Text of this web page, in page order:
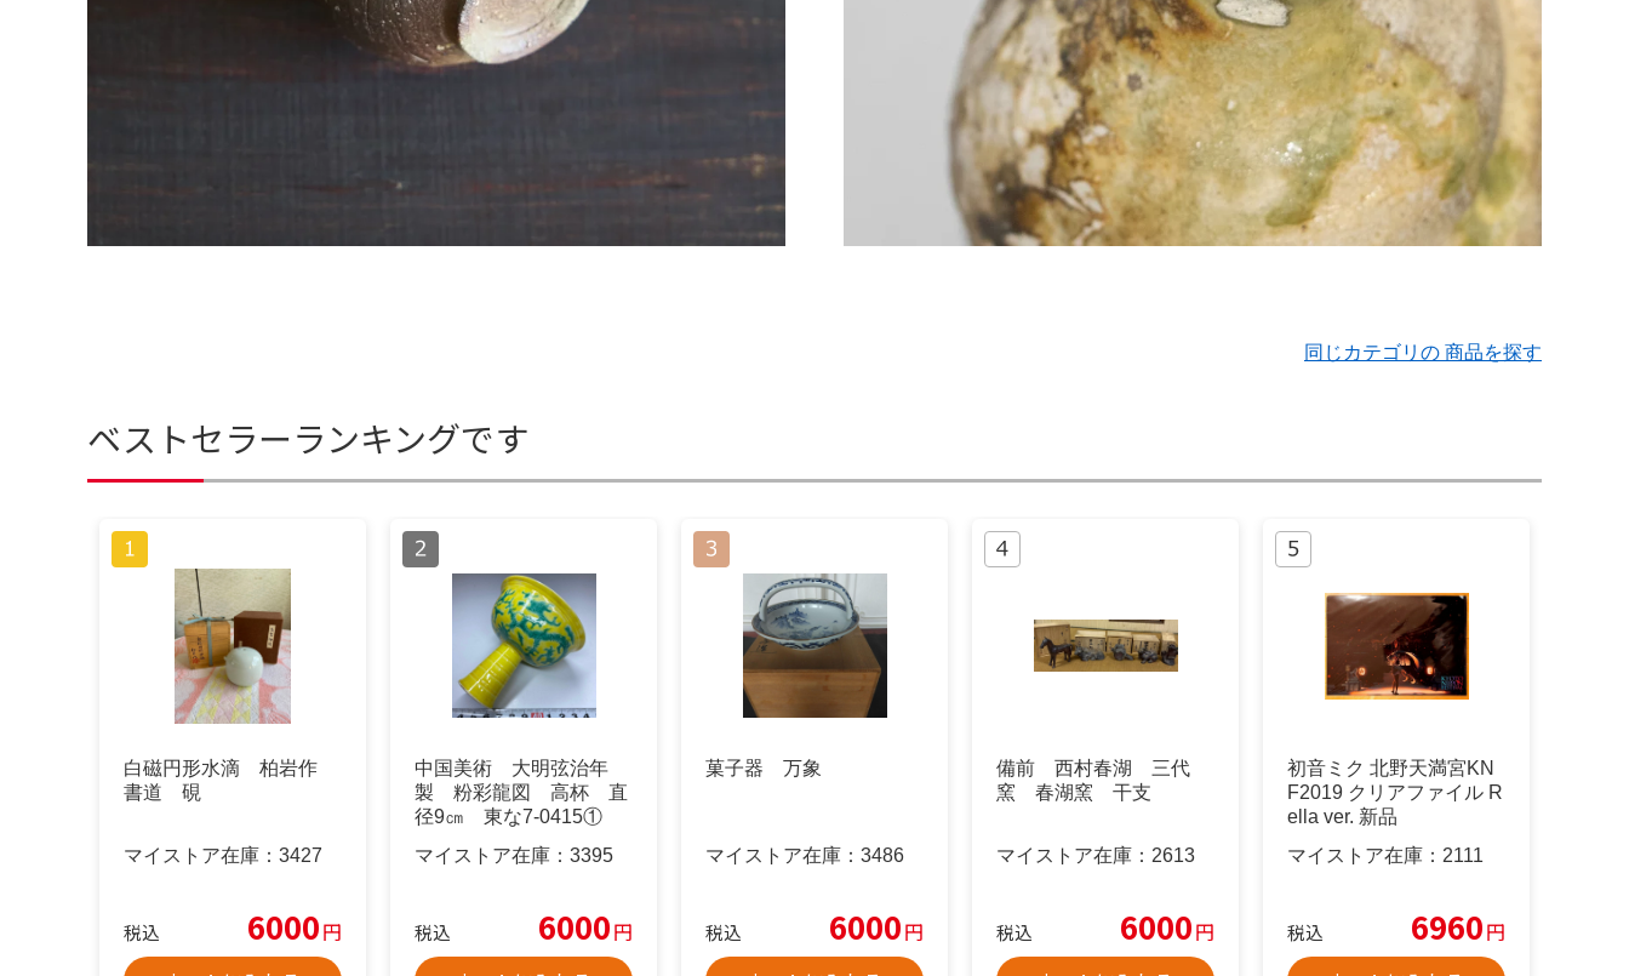
同じカテゴリの 商品を探す
ベストセラーランキングです
白磁円形水滴 柏岩作
書道 硯
マイストア在庫： 3427
税込 6000円
中国美術 大明弦治年
製 粉彩龍図 高杯 直
径9㎝ 東な7-0415①
マイストア在庫： 3395
税込 6000円
菓子器 万象
マイストア在庫： 3486
税込 6000円
備前 西村春湖 三代
窯 春湖窯 干支
マイストア在庫： 2613
税込 6000円
初音ミク 北野天満宮KN
F2019 クリアファイル R
ella ver. 新品
マイストア在庫： 2111
税込 6960円